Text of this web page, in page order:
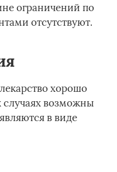
ограничений по
отсутствуют.
хорошо
случаях возможны
в виде